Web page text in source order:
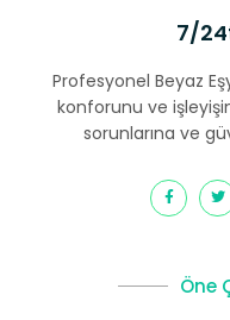
7/
Profesyonel Beyaz
konforunu ve
sorunlarına ve
Öne